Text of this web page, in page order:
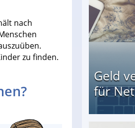
nach
zu finden.
Geld
für